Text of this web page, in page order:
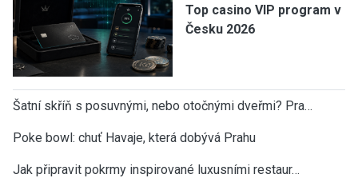
Top casino VIP program v
Česku 2026
Šatní skříň s posuvnými, nebo otočnými dveřmi? Pra…
Poke bowl: chuť Havaje, která dobývá Prahu
Jak připravit pokrmy inspirované luxusními restaur…